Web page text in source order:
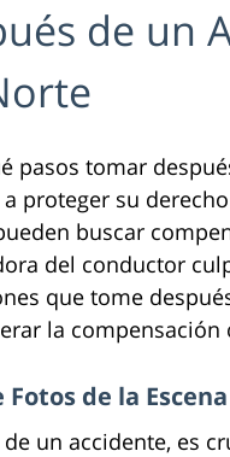
de un
pasos tomar
proteger su
buscar
del conductor
que tome
la
Fotos de la
de un accidente, es